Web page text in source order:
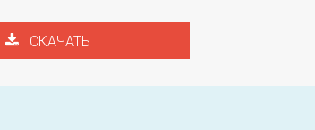
СКАЧАТЬ